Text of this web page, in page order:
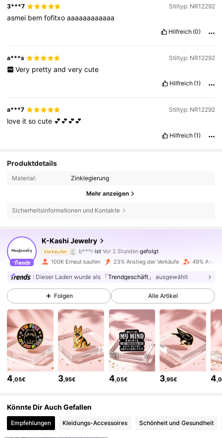
3***7 Stiltyp: NR12292
asmei bemfofitxoaaaaaaaaaaaa
Hilfreich (0)
a***s Stiltyp: NR12292
Very pretty and very cute
Hilfreich (1)
a***7 Stiltyp: NR12292
love itsocute 💕💕💕💕
Hilfreich (1)
Produktdetails
Material: Zinklegierung
Mehr anzeigen
Sicherheitsinformationen und Kontakte
K-Kashi Jewelry
Verkäufer
ist
t***r ist am Durchsuchen
4,96
31K Follower
31K Follower
4,96 31K Follower
4,96 31K Follower
100K Erneut kaufen 23% Anstieg der Verkäufe 49%
Dieser Laden wurde als 「Trendgeschäft」 ausgewählt
Folgen Alle Artikel
4,05€ 3,95€ 4,05€ 3,95€ 4
Könnte Dir Auch Gefallen
Empfehlungen Kleidungs-Accessoires Schönheit und Gesundheit